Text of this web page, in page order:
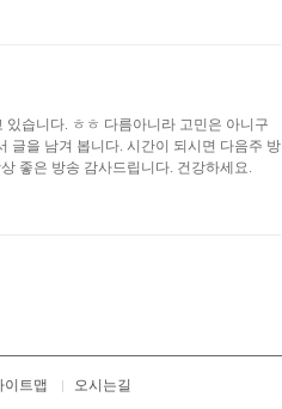
습니다. ㅎㅎ 다름아니라 고민은 아니구
글을 남겨 봅니다. 시간이 되시면 다음주 방
좋은 방송 감사드립니다. 건강하세요.
이트맵 오시는길